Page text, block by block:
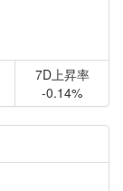
7D上昇率
-0.14%